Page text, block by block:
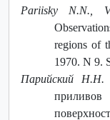
Pariisky N.N.,
regions of
1970. N 9.
Парийский Н.Н.